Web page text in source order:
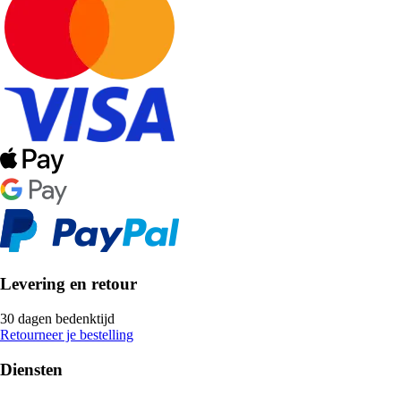
Levering en retour
30 dagen bedenktijd
Retourneer je bestelling
Diensten